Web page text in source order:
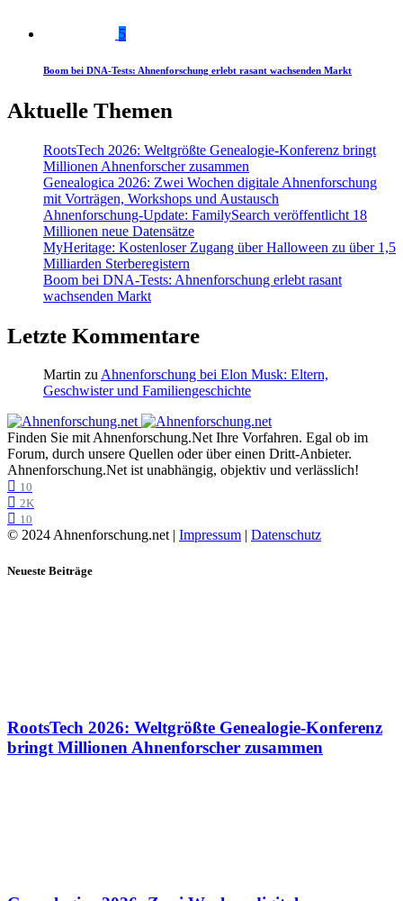
5
Boom bei DNA-Tests: Ahnenforschung erlebt rasant wachsenden Markt
Aktuelle Themen
RootsTech 2026: Weltgrößte Genealogie-Konferenz bringt
Millionen Ahnenforscher zusammen
Genealogica 2026: Zwei Wochen digitale Ahnenforschung
mit Vorträgen, Workshops und Austausch
Ahnenforschung-Update: FamilySearch veröffentlicht 18
Millionen neue Datensätze
MyHeritage: Kostenloser Zugang über Halloween zu über 1,5
Milliarden Sterberegistern
Boom bei DNA-Tests: Ahnenforschung erlebt rasant
wachsenden Markt
Letzte Kommentare
Martin zuAhnenforschung bei Elon Musk: Eltern,
Geschwister und Familiengeschichte
Finden Sie mit Ahnenforschung.Net Ihre Vorfahren. Egal ob im
Forum, durch unsere Quellen oder über einen Dritt-Anbieter.
Ahnenforschung.Net ist unabhängig, objektiv und verlässlich!
10
2K
10
© 2024 Ahnenforschung.net | Impressum Datenschutz
Neueste Beiträge
RootsTech 2026: Weltgrößte Genealogie-Konferenz
bringt Millionen Ahnenforscher zusammen